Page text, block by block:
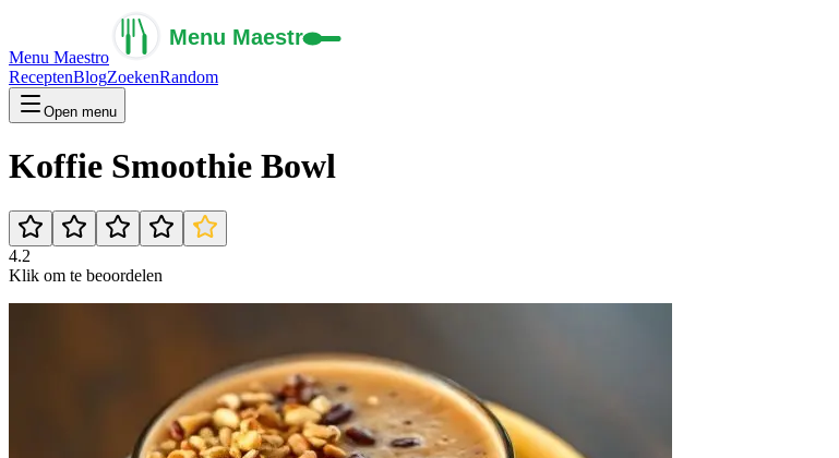
Menu Maestro
ReceptenBlogZoekenRandom
Open menu
Koffie Smoothie Bowl
4.2
Klik om te beoordelen